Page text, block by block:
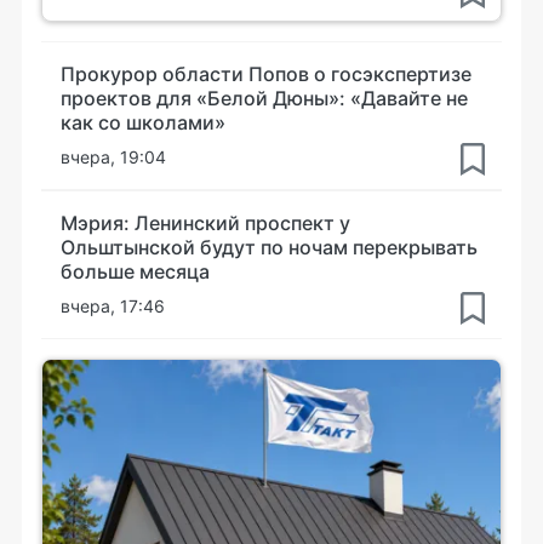
Прокурор области Попов о госэкспертизе
проектов для «Белой Дюны»: «Давайте не
как со школами»
вчера, 19:04
Мэрия: Ленинский проспект у
Ольштынской будут по ночам перекрывать
больше месяца
вчера, 17:46